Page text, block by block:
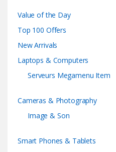
Value of the Day
Top 100 Offers
New Arrivals
Laptops & Computers
Serveurs Megamenu Item
Cameras & Photography
Image & Son
Smart Phones & Tablets